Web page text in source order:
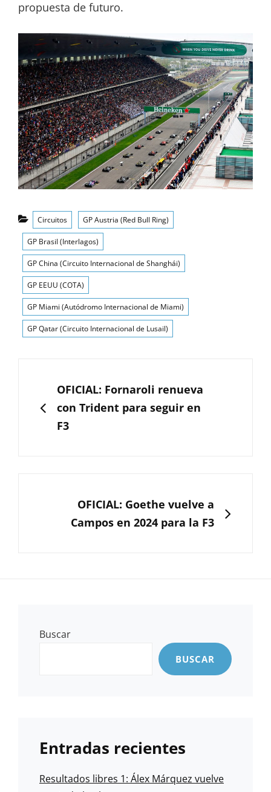
propuesta de futuro.
Categorías
Circuitos GP Austria (Red Bull Ring)
GP Brasil (Interlagos)
GP China (Circuito Internacional de Shanghái)
GP EEUU (COTA)
GP Miami (Autódromo Internacional de Miami)
GP Qatar (Circuito Internacional de Lusail)
entradas
ANTERIOR
OFICIAL: Fornaroli renueva
con Trident para seguir en
F3
SIGUIENTEOFICIAL: Goethe vuelve a
Campos en 2024 para la F3
Buscar
BUSCAR
Entradas recientes
Resultados libres 1: Álex Márquez vuelve